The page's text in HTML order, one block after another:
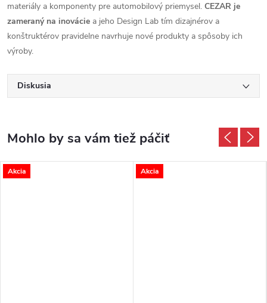
materiály a komponenty pre automobilový priemysel. CEZAR je
zameraný na inovácie a jeho Design Lab tím dizajnérov a
konštruktérov pravidelne navrhuje nové produkty a spôsoby ich
výroby.
Diskusia
Akcia Akcia